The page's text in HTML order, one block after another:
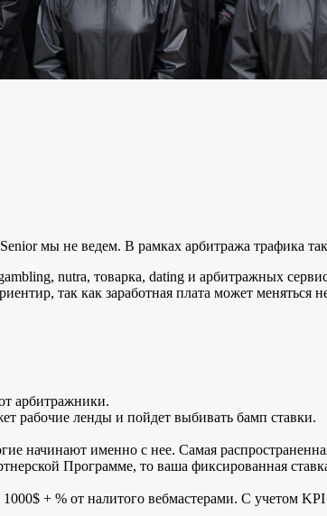
мы не ведем. В рамках арбитража трафика
nutra, товарка, dating и арбитражных
так как заработная плата может меняться
арбитражники.
рабочие ленды и пойдет выбивать бамп ставки.
начинают именно с нее. Самая
Программе, то ваша фиксированная
+ % от налитого вебмастерами. С учетом